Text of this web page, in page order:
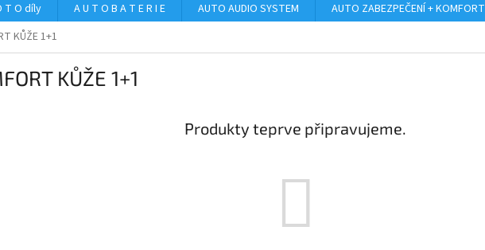
T O díly A U T O B A T E R I E AUTO AUDIO SYSTEM AUTO ZABEZPEČENÍ + KOMFORT
KŮŽE 1+1
KŮŽE 1+1
Produkty teprve připravujeme.